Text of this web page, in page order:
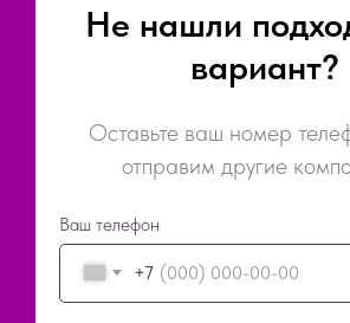
Не нашли
вариант?
Оставьте ваш номер
отправим другие
Ваш телефон
+7